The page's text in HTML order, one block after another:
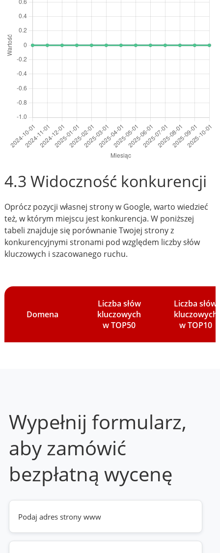
4.3 Widoczność konkurencji
Oprócz pozycji własnej strony w Google, warto wiedzieć
też, w którym miejscu jest konkurencja. W poniższej
tabeli znajduje się porównanie Twojej strony z
konkurencyjnymi stronami pod względem liczby słów
kluczowych i szacowanego ruchu.
Domena
Liczba słów
kluczowych
w TOP50
Liczba słów
kluczowych
w TOP10
Wypełnij formularz,
aby zamówić
bezpłatną wycenę
Twoja
strona
www
(wymagane)
Telefon